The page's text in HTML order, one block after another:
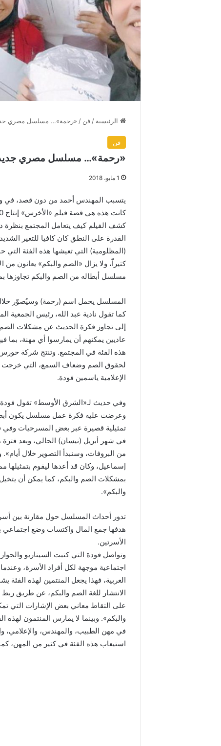
الرئيسية / فن / «رحمة»… مسلسل مصري
فن
«رحمة»… مسلسل مصري جديد
1 مايو، 2018
يتسبب المهندس أحمد من دون قصد، في
كشف الفيلم كيف يتعامل المجتمع بنظرة
القدرة على النطق كان كافيا للتغير
كثيراّ، ولا يزال «الصم والبكم» يعانون
مسلسل أبطاله من الصم والبكم تجاوزها
المسلسل يحمل اسم (رحمة) وسيُصوّر خلال
كما تقول نادية عبد الله، رئيس
إلى تجاوز فكرة الحديث عن مشكلات
عاديين يمكنهم أن يمارسوا أي مهنة، بما
هذه الفئة في المجتمع. وتنتج شركة حورس
لحقوق الصم وضعاف السمع، التي خرجت
الإعلامية ياسمين فودة.
وفي حديث لـ«الشرق الأوسط» تقول
وعرضت عليه فكرة عمل مسلسل يكون
تمثيلية قصيرة عبر بعض المسرحيات
في شهر أبريل (نيسان) الحالي، وبعد فترة من
من البروفات، وسنبدأ التصوير خلال
إسماعيل، وكان قد أعدها ليقوم بتمثيلها
بمشكلات الصم والبكم، كما يمكن أن
والبكم».
تدور أحداث المسلسل حول مقارنة بين
هدفها جمع المال واكتساب وضع اجتماعي
الأسرتين.
وتواصل فودة التي كتبت السيناريو
اجتماعية موجهة لكل أفراد الأسرة،
العربية، فهذا يجعل المنتمين لهذه
الانتشار للغة الصم والبكم، عن طريق ربط
على التقاط معاني بعض الإشارات التي
والبكم». وبينما لا يمارس المنتمون
في مهن الطبيب، والمهندس،
استيعاب هذه الفئة في كثير من المهن، كما